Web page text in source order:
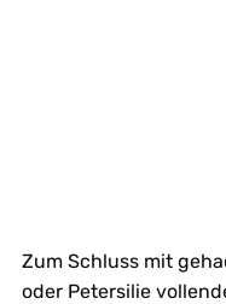
Zum Schluss mit
oder Petersilie